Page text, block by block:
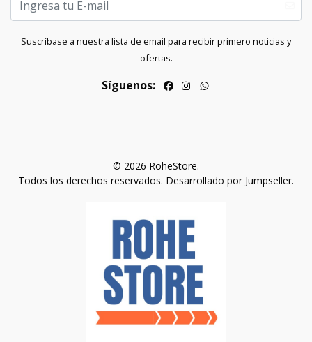
Suscríbase a nuestra lista de email para recibir primero noticias y
ofertas.
Síguenos:
© 2026 RoheStore.
Todos los derechos reservados. Desarrollado por Jumpseller.